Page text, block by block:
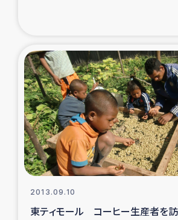
タイ国境ミャンマー移民子
漁民によるマングローブ植
レバノンでのシリア難民への食
レバノンにおける緊急
レバノンでのシリア難民への
2013.09.10
東ティモール コーヒー生産者を